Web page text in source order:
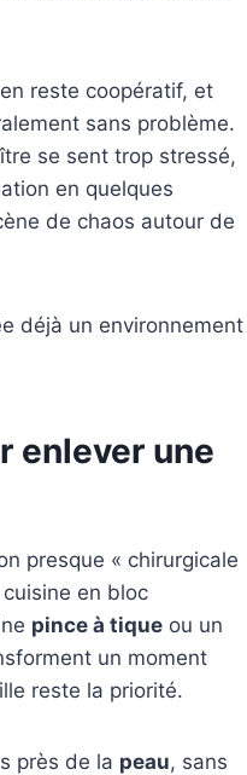
reste coopératif, et
sans problème.
se sent trop stressé,
en quelques
de chaos autour de
déjà un environnement
enlever une
presque « chirurgicale
en bloc
pince à tique ou un
un moment
reste la priorité.
près de la peau, sans